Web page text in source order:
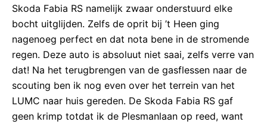
Skoda Fabia RS namelijk zwaar onderstuurd elke
bocht uitglijden. Zelfs de oprit bij ’t Heen ging
nagenoeg perfect en dat nota bene in de stromende
regen. Deze auto is absoluut niet saai, zelfs verre van
dat! Na het terugbrengen van de gasflessen naar de
scouting ben ik nog even over het terrein van het
LUMC naar huis gereden. De Skoda Fabia RS gaf
geen krimp totdat ik de Plesmanlaan op reed, want